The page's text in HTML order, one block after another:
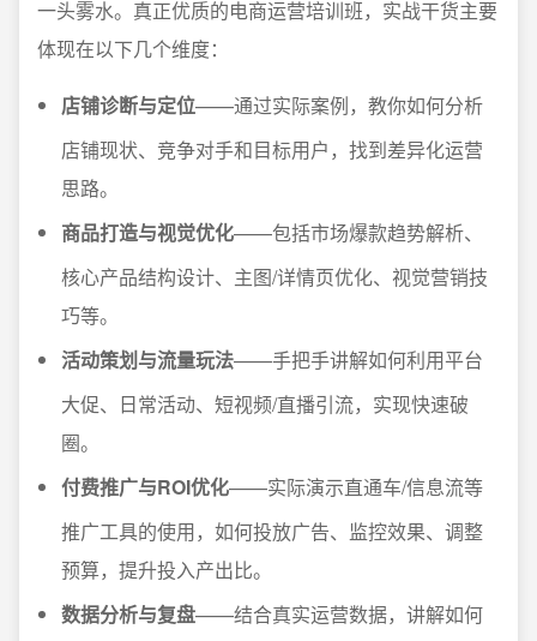
一头雾水。真正优质的电商运营培训班，实战干货主要
体现在以下几个维度：
店铺诊断与定位——通过实际案例，教你如何分析
店铺现状、竞争对手和目标用户，找到差异化运营
思路。
商品打造与视觉优化——包括市场爆款趋势解析、
核心产品结构设计、主图/详情页优化、视觉营销技
巧等。
活动策划与流量玩法——手把手讲解如何利用平台
大促、日常活动、短视频/直播引流，实现快速破
圈。
付费推广与ROI优化——实际演示直通车/信息流等
推广工具的使用，如何投放广告、监控效果、调整
预算，提升投入产出比。
数据分析与复盘——结合真实运营数据，讲解如何